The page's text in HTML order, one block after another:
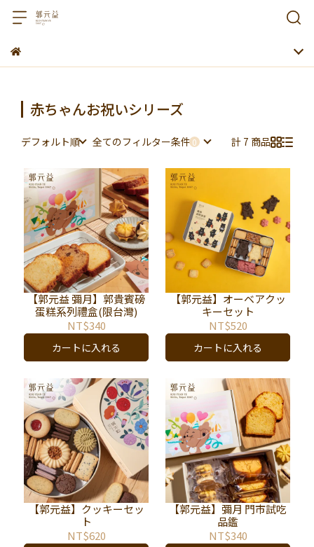
赤ちゃんお祝いシリーズ
デフォルト順 全てのフィルター条件 計 7 商品
【郭元益 彌月】郭貴賓磅
蛋糕系列禮盒(限台灣)
NT$340
カートに入れる
【郭元益】オーベアクッ
キーセット
NT$520
カートに入れる
【郭元益】クッキーセッ
ト
NT$620
【郭元益】彌月 門市試吃
品鑑
NT$340